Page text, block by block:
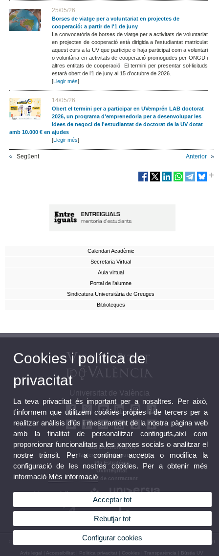
25/05/26
Borses de viatge per a voluntariat en projectes de
cooperació: a partir de l'1 de juny
La convocatòria de borses de viatge per a activitats de voluntariat
en projectes de cooperació està dirigida a l’estudiantat matriculat
aquest curs a la UV que participe o haja participat com a voluntari
o voluntària en activitats de cooperació promogudes per ONGD i
altres entitats de cooperació. El termini per presentar sol·licituds
estarà obert de l’1 de juny al 15 d’octubre de 2026.
[Llegir més]
14/05/26
Obert el termini per a participar en UVemprén LAB doctorat
2026, un programa d'emprenedoria per a desenvolupar les
idees de negoci de l'estudiantat de doctorat de la UV dotat
amb 10.000 € en ajudes
[Llegir més]
Següent Anterior
Calendari Acadèmic
Secretaria Virtual
Aula virtual
Portal de l'alumne
Sindicatura Universitària de Greuges
Biblioteques
Universitat de València
Seu Electrònica UV
Tauler oficial d'anuncis UV
Pla Estratègic
UVintegritat
Perfil de contractant
© 2026 UV. - Av. Blasco Ibáñez, 13. 46010 València. Espanya. Tel. UV: (+34) 963 86 41 00
Avís legal |Accessibilitat Política privacitat Cookies Transparència Bústia UV
Cookies i política de
privacitat
La teva privacitat és important per a nosaltres. Per això,
t'informem que utilitzem cookies pròpies i de tercers per a
realitzar anàlisis d'ús i mesurament de la nostra pàgina web
amb la finalitat de personalitzar continguts,així com
proporcionar funcionalitats a les xarxes socials o analitzar el
nostre trànsit. Per a continuar accepta o modifica la
configuració de les nostres cookies. Per a obtenir més
informació Més informació
Acceptar tot
Rebutjar tot
Configurar cookies